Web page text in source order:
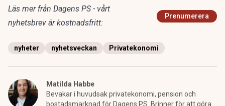
Läs mer från Dagens PS - vårt
nyhetsbrev är kostnadsfritt:
Prenumerera
nyheter nyhetsveckan Privatekonomi
Matilda Habbe
Bevakar i huvudsak privatekonomi, pension och
bostadsmarknad för Dagens PS. Brinner för att göra